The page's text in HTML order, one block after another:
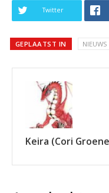
Twitter
GEPLAATST IN NIEUWS
Keira (Cori